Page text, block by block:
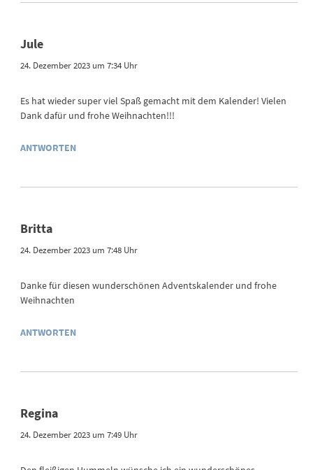
Jule
24. Dezember 2023 um 7:34 Uhr
Es hat wieder super viel Spaß gemacht mit dem Kalender! Vielen
Dank dafür und frohe Weihnachten!!!
ANTWORTEN
Britta
24. Dezember 2023 um 7:48 Uhr
Danke für diesen wunderschönen Adventskalender und frohe
Weihnachten
ANTWORTEN
Regina
24. Dezember 2023 um 7:49 Uhr